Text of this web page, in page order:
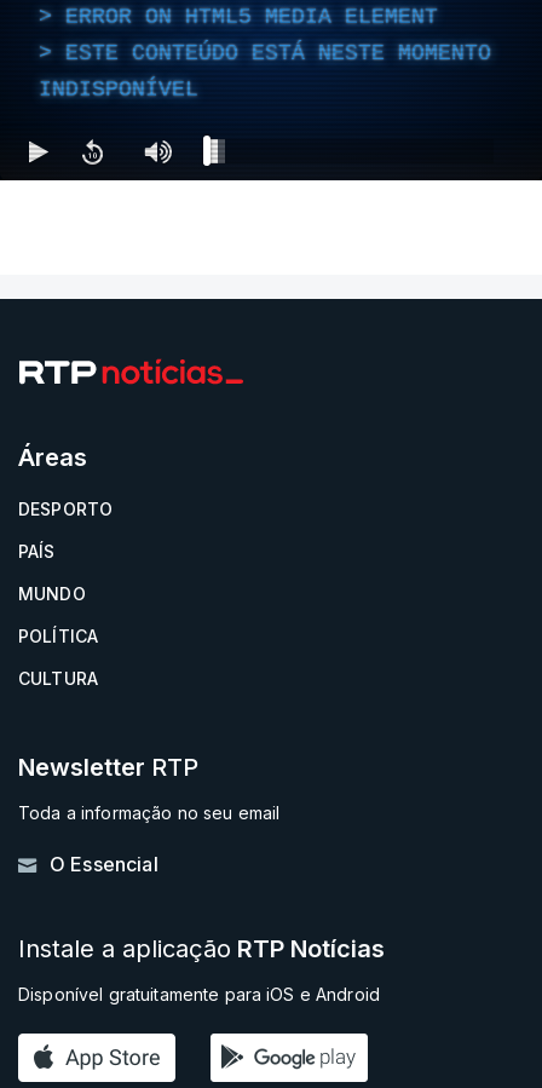
ERROR ON HTML5 MEDIA ELEMENT
ESTE CONTEÚDO ESTÁ NESTE MOMENTO
INDISPONÍVEL
Áreas
DESPORTO
PAÍS
MUNDO
POLÍTICA
CULTURA
Newsletter RTP
Toda a informação no seu email
O Essencial
Instale a aplicação RTP Notícias
Disponível gratuitamente para iOS e Android